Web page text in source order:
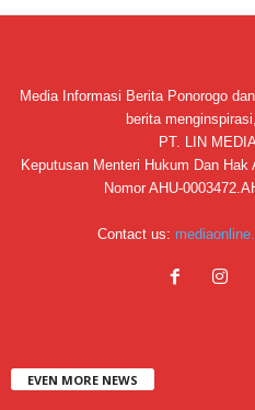
Media Informasi Berita Ponorogo
berita
PT. LIN
Keputusan Menteri Hukum Dan
Nomor AHU-
Contact us:
EVEN MORE NEWS